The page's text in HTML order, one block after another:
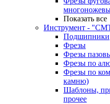
Показать все
Инструмент -
Подшипники
Фрезы
Фрезы
Фрезы по
Фрезы по
камню)
Шаблоны,
прочее